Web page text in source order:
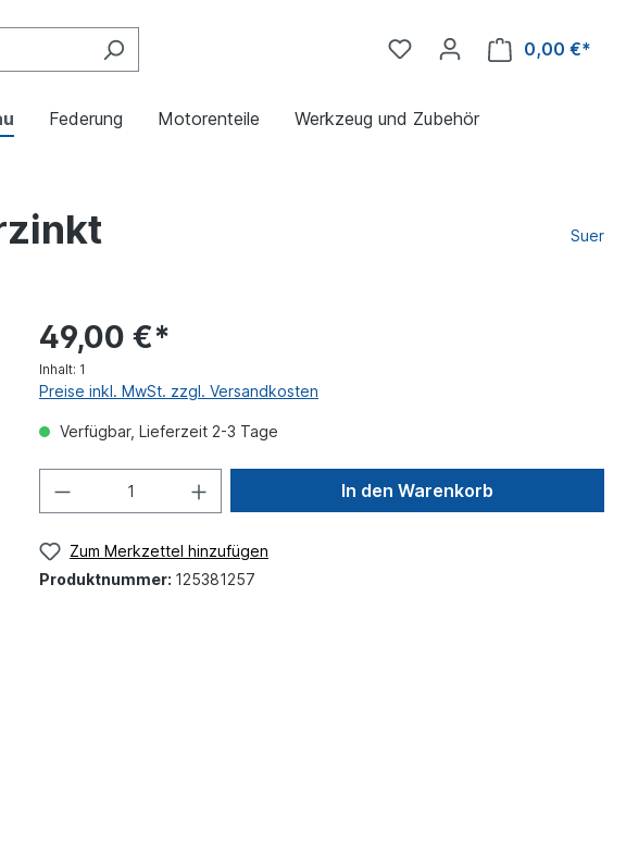
0,00 €*
Federung Motorenteile Werkzeug und Zubehör
Suer
49,00 €*
Inhalt: 1
Preise inkl. MwSt. zzgl. Versandkosten
Verfügbar, Lieferzeit 2-3 Tage
In den Warenkorb
Zum Merkzettel hinzufügen
Produktnummer: 125381257